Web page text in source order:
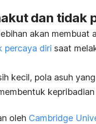
dan tidak
akan membuat
percaya diri saat
kecil, pola asuh
kepribadian
oleh Cambridge